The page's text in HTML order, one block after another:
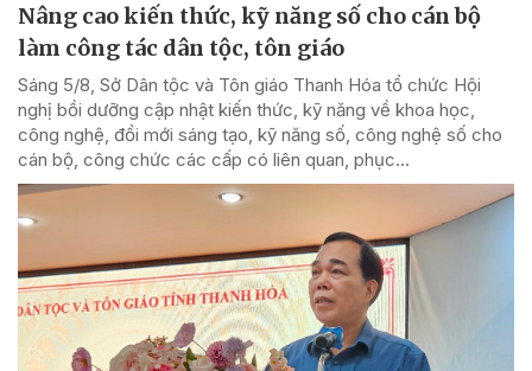
Nâng cao kiến thức, kỹ năng số cho cán bộ
làm công tác dân tộc, tôn giáo
Sáng 5/8, Sở Dân tộc và Tôn giáo Thanh Hóa tổ chức Hội
nghị bồi dưỡng cập nhật kiến thức, kỹ năng về khoa học,
công nghệ, đổi mới sáng tạo, kỹ năng số, công nghệ số cho
cán bộ, công chức các cấp có liên quan, phục...